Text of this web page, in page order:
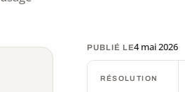
PUBLIÉ LE4 mai 2026
RÉSOLUTION